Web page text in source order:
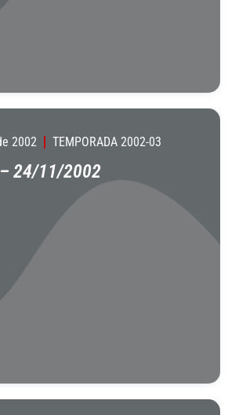
2002 TEMPORADA 2002-03
24/11/2002